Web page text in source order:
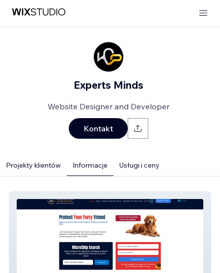
Experts Minds
Website Designer and Developer
Kontakt
Projekty klientów Informacje Usługi i ceny